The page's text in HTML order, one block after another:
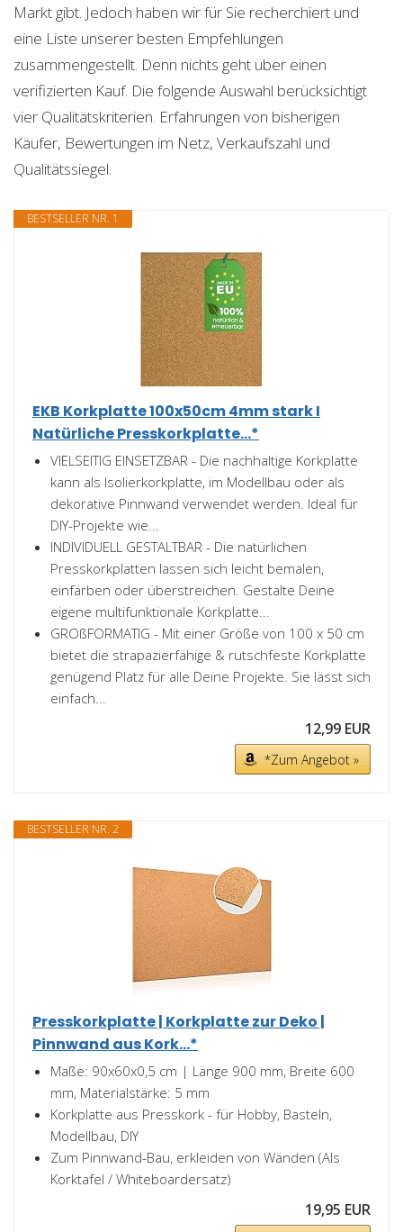
Markt gibt. Jedoch haben wir für Sie recherchiert und
eine Liste unserer besten Empfehlungen
zusammengestellt. Denn nichts geht über einen
verifizierten Kauf. Die folgende Auswahl berücksichtigt
vier Qualitätskriterien. Erfahrungen von bisherigen
Käufer, Bewertungen im Netz, Verkaufszahl und
Qualitätssiegel.
BESTSELLER NR. 1
EKB Korkplatte 100x50cm 4mm stark I
Natürliche Presskorkplatte...*
VIELSEITIG EINSETZBAR - Die nachhaltige Korkplatte
kann als Isolierkorkplatte, im Modellbau oder als
dekorative Pinnwand verwendet werden. Ideal für
DIY-Projekte wie...
INDIVIDUELL GESTALTBAR - Die natürlichen
Presskorkplatten lassen sich leicht bemalen,
einfärben oder überstreichen. Gestalte Deine
eigene multifunktionale Korkplatte...
GROßFORMATIG - Mit einer Größe von 100 x 50 cm
bietet die strapazierfähige & rutschfeste Korkplatte
genügend Platz für alle Deine Projekte. Sie lässt sich
einfach...
12,99 EUR
*Zum Angebot »
BESTSELLER NR. 2
Presskorkplatte | Korkplatte zur Deko |
Pinnwand aus Kork...*
Maße: 90x60x0,5 cm | Länge 900 mm, Breite 600
mm, Materialstärke: 5 mm
Korkplatte aus Presskork - für Hobby, Basteln,
Modellbau, DIY
Zum Pinnwand-Bau, erkleiden von Wänden (Als
Korktafel / Whiteboardersatz)
19,95 EUR